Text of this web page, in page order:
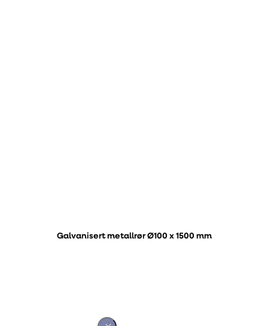
Galvanisert metallrør Ø100 x 1500 mm